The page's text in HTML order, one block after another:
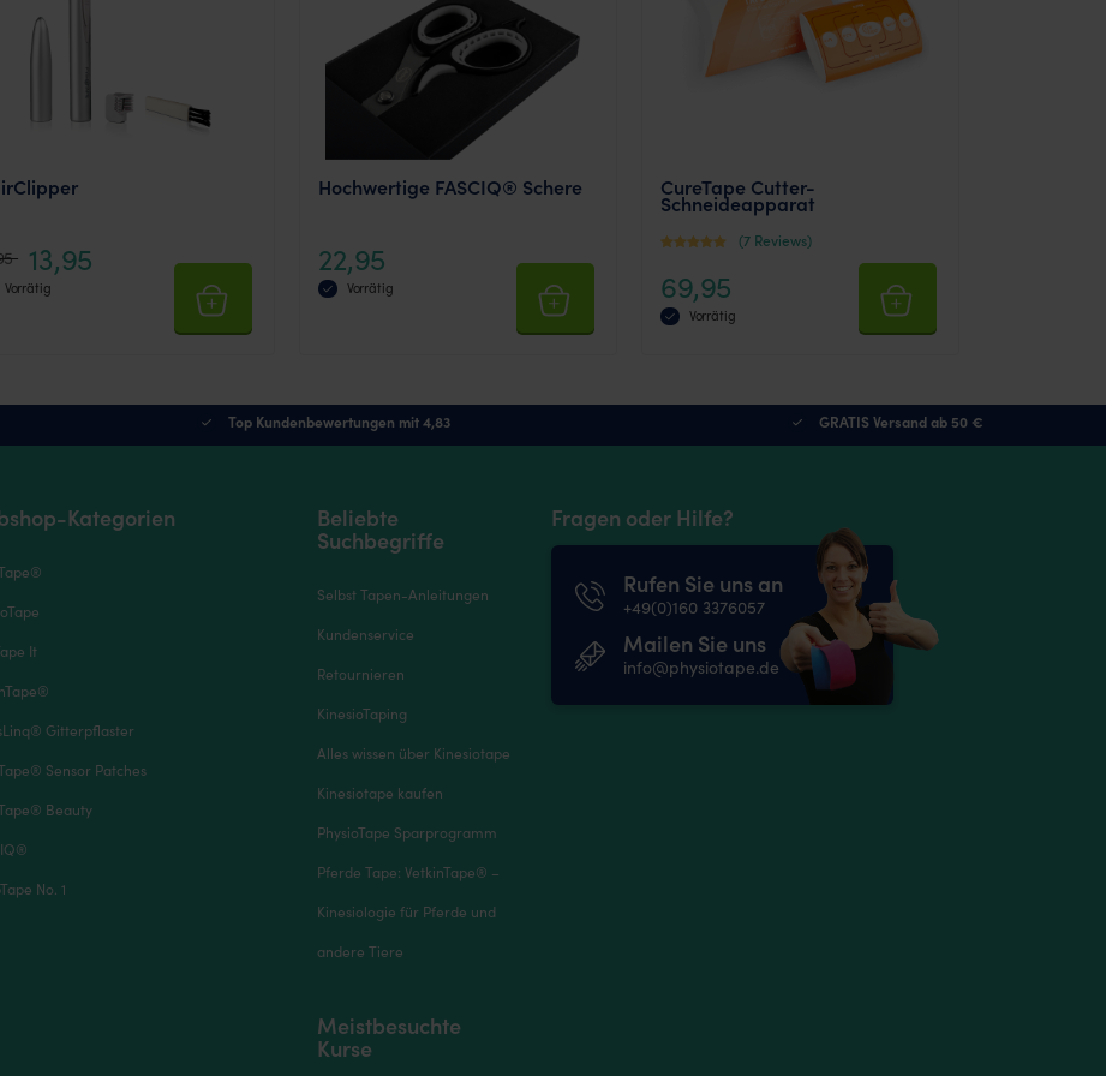
13,95
Vorrätig
Hochwertige FASCIQ® Schere
22,95
Vorrätig
CureTape Cutter-
Schneideapparat
5
von 5
(7 Reviews)
69,95
Vorrätig
Top Kundenbewertungen mit 4,83 GRATIS Versand ab 50 €
Kategorien
It
Gitterpflaster
Sensor Patches
Beauty
No. 1
Beliebte
Suchbegriffe
Selbst Tapen-Anleitungen
Kundenservice
Retournieren
KinesioTaping
Alles wissen über Kinesiotape
Kinesiotape kaufen
PhysioTape Sparprogramm
Pferde Tape: VetkinTape® –
Kinesiologie für Pferde und
andere Tiere
Meistbesuchte
Kurse
Fragen oder Hilfe?
Rufen Sie uns an
+49(0)160 3376057
Mailen Sie uns
info@physiotape.de